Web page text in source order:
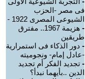
فى مصر -الحزب
الشيوعى المصرى 1922 -
-
هزيمة 1967.. مفترق
طريقين
- دور الذكاء فى استمرارية
-عادل إمام- ونجوميته
- تجديد الفكر أم تجديد
الدين ..بأيهما نبدأ؟